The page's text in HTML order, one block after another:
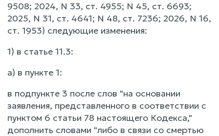
9508; 2024, N 33, ст. 4955; N 45, ст. 6693;
2025, N 31, ст. 4641; N 48, ст. 7236; 2026, N 16,
ст. 1953) следующие изменения:
1) в статье 11.3:
а) в пункте 1:
в подпункте 3 после слов "на основании
заявления, представленного в соответствии с
пунктом 6 статьи 78 настоящего Кодекса,"
дополнить словами "либо в связи со смертью